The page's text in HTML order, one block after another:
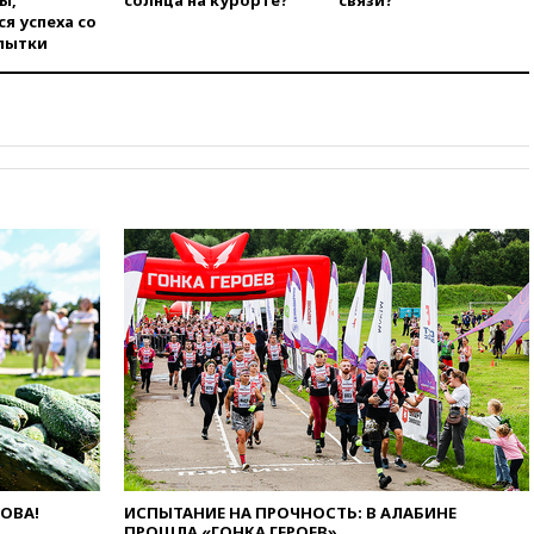
катера и лодки под Самарой
«Новороссия» восстановлено
территорией РФ
09:25Ильский НПЗ на Кубани
загорелся после падения
обломков дрона
08:57Собянин сообщил о
девяти БПЛА, сбитых на
подлете к Москве
08:42Силы ПВО сбили почти
400 БПЛА над российскими
регионами
08:16Лукашенко призвал
успеха со
ИСПЫТАНИЕ НА ПРОЧНОСТЬ: В АЛАБИНЕ